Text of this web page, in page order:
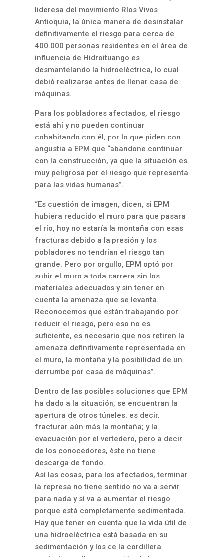
lideresa del movimiento Ríos Vivos
Antioquia, la única manera de desinstalar
definitivamente el riesgo para cerca de
400.000 personas residentes en el área de
influencia de Hidroituango es
desmantelando la hidroeléctrica, lo cual
debió realizarse antes de llenar casa de
máquinas.
Para los pobladores afectados, el riesgo
está ahí y no pueden continuar
cohabitando con él, por lo que piden con
angustia a EPM que “abandone continuar
con la construcción, ya que la situación es
muy peligrosa por el riesgo que representa
para las vidas humanas”.
“Es cuestión de imagen, dicen, si EPM
hubiera reducido el muro para que pasara
el río, hoy no estaría la montaña con esas
fracturas debido a la presión y los
pobladores no tendrían el riesgo tan
grande. Pero por orgullo, EPM optó por
subir el muro a toda carrera sin los
materiales adecuados y sin tener en
cuenta la amenaza que se levanta.
Reconocemos que están trabajando por
reducir el riesgo, pero eso no es
suficiente, es necesario que nos retiren la
amenaza definitivamente representada en
el muro, la montaña y la posibilidad de un
derrumbe por casa de máquinas”.
Dentro de las posibles soluciones que EPM
ha dado a la situación, se encuentran la
apertura de otros túneles, es decir,
fracturar aún más la montaña; y la
evacuación por el vertedero, pero a decir
de los conocedores, éste no tiene
descarga de fondo.
Así las cosas, para los afectados, terminar
la represa no tiene sentido no va a servir
para nada y sí va a aumentar el riesgo
porque está completamente sedimentada.
Hay que tener en cuenta que la vida útil de
una hidroeléctrica está basada en su
sedimentación y los de la cordillera